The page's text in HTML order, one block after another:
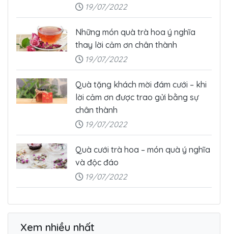
19/07/2022
Những món quà trà hoa ý nghĩa
thay lời cảm ơn chân thành
19/07/2022
Quà tặng khách mời đám cưới – khi
lời cảm ơn được trao gửi bằng sự
chân thành
19/07/2022
Quà cưới trà hoa – món quà ý nghĩa
và độc đáo
19/07/2022
Xem nhiều nhất